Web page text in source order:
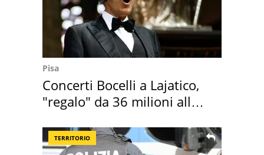
Pisa
Concerti Bocelli a Lajatico,
"regalo" da 36 milioni alla
TERRITORIO